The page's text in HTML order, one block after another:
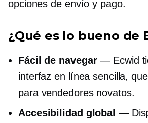
opciones de envío y pago.
¿Qué es lo bueno de
Fácil de navegar— Ecwid
interfaz en línea sencilla,
para vendedores novatos.
Accesibilidad global —